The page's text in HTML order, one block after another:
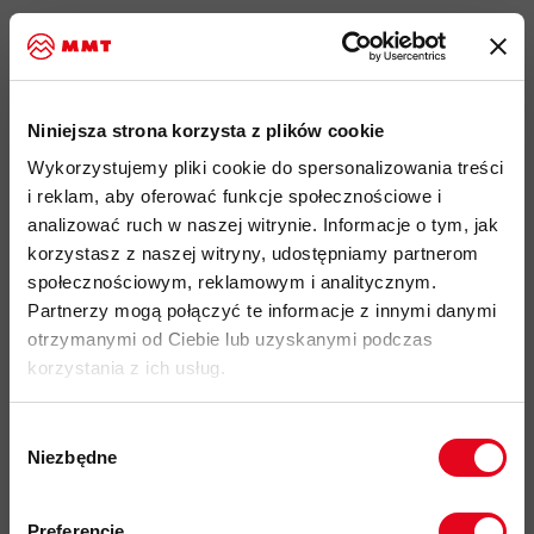
Niniejsza strona korzysta z plików cookie
Wykorzystujemy pliki cookie do spersonalizowania treści
i reklam, aby oferować funkcje społecznościowe i
analizować ruch w naszej witrynie. Informacje o tym, jak
korzystasz z naszej witryny, udostępniamy partnerom
społecznościowym, reklamowym i analitycznym.
Partnerzy mogą połączyć te informacje z innymi danymi
otrzymanymi od Ciebie lub uzyskanymi podczas
korzystania z ich usług.
zgody
Niezbędne
Narciarstwo, Via Ferrata, Trial Running, użytkowanie Miejskie
gramaturze 289 g/m2, został wykonany z mieszanki poliestru
większa rozciągliwość
wewnętrzna struktura polarowa zwiększa odprowadzanie
wilgoci, zapobiega wychłodzeniu podczas aktywności i
szybko schnie
naturalne, antybakteryjne i termoregulacyjne właściwości
wełny zapobiegają powstawaniu nieprzyjemnych zapachów,
nawet przy długim użytkowaniu i przegrzewaniu
bardzo dobry stosunek ilości generowanego ciepła do wagi
dostosowana do użytkowania pod kaskiem